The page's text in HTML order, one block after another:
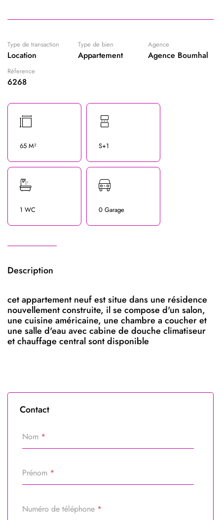
Type de transaction
Location
Type de bien
Appartement
Agence
Agence Boumhal
Réference
6268
65 M² S+1
1 WC 0 Garage
Description
cet appartement neuf est situe dans une résidence
nouvellement construite, il se compose d'un salon,
une cuisine américaine, une chambre a coucher et
une salle d'eau avec cabine de douche climatiseur
et chauffage central sont disponible
Contact
Nom *
Prénom *
Numéro de téléphone *